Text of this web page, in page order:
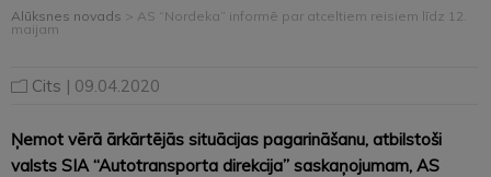
Alūksnes novads > AS “Nordeka” informē par atceltiem reisiem līdz 12.
maijam
Cits | 09.04.2020
Ņemot vērā ārkārtējās situācijas pagarināšanu, atbilstoši
valsts SIA “Autotransporta direkcija” saskaņojumam, AS